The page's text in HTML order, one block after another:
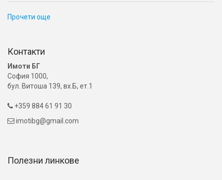
Прочети още
Контакти
Имоти БГ
София 1000,
бул. Витоша 139, вх.Б, ет.1
 +359 884 61 91 30
 imotibg@gmail.com
Полезни линкове